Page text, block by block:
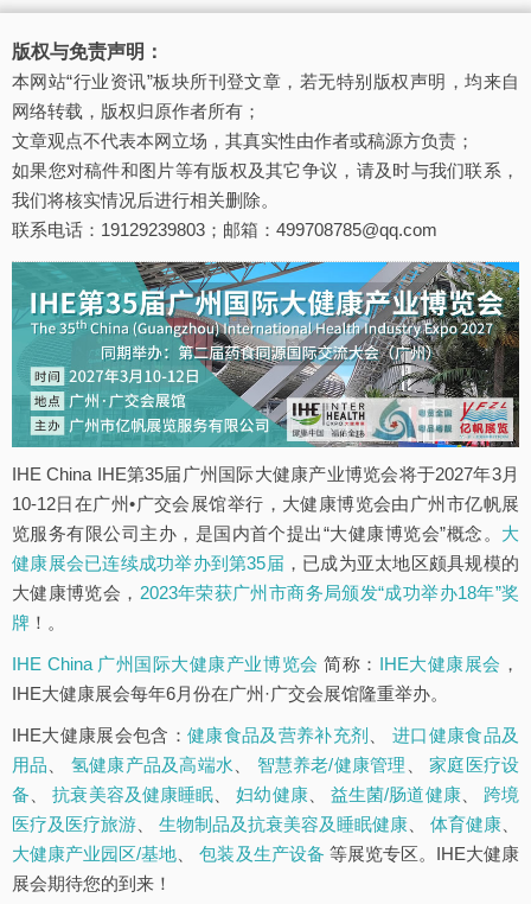
版权与免责声明：
本网站“行业资讯”板块所刊登文章，若无特别版权声明，均来自
网络转载，版权归原作者所有；
文章观点不代表本网立场，其真实性由作者或稿源方负责；
如果您对稿件和图片等有版权及其它争议，请及时与我们联系，
我们将核实情况后进行相关删除。
联系电话：19129239803；邮箱：499708785@qq.com
IHE China IHE第35届广州国际大健康产业博览会将于2027年3月
10-12日在广州•广交会展馆举行，大健康博览会由广州市亿帆展
览服务有限公司主办，是国内首个提出“大健康博览会”概念。 大
健康展会已连续成功举办到第35届 ，已成为亚太地区颇具规模的
大健康博览会， 2023年荣获广州市商务局颁发“成功举办18年”奖
牌 ！。
IHE China 广州国际大健康产业博览会 简称： IHE大健康展会 ，
IHE大健康展会每年6月份在广州·广交会展馆隆重举办。
IHE大健康展会包含： 健康食品及营养补充剂 、进口健康食品及
用品
氢健康产品及高端水 智慧养老/健康管理 、家庭医疗设
备 、抗衰美容及健康睡眠 、妇幼健康、 益生菌/肠道健康、 跨境
医疗及医疗旅游
生物制品及抗衰美容及睡眠健康 体育健康
大健康产业园区/基地 、包装及生产设备 等展览专区。IHE大健康
展会期待您的到来！